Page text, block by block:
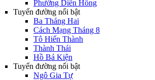
Phường Diên Hồng
Tuyến đường nổi bật
Ba Tháng Hai
Cách Mạng Tháng 8
Tô Hiến Thành
Thành Thái
Hồ Bá Kiện
Tuyến đường nổi bật
Ngô Gia Tự